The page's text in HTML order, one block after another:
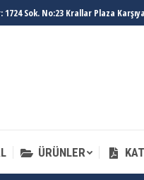
1724 Sok. No:23 Krallar Plaza
ÜRÜNLER
ÜRÜNLER